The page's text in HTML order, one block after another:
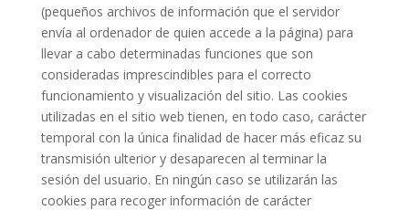
(pequeños archivos de información que el servidor
envía al ordenador de quien accede a la página) para
llevar a cabo determinadas funciones que son
consideradas imprescindibles para el correcto
funcionamiento y visualización del sitio. Las cookies
utilizadas en el sitio web tienen, en todo caso, carácter
temporal con la única finalidad de hacer más eficaz su
transmisión ulterior y desaparecen al terminar la
sesión del usuario. En ningún caso se utilizarán las
cookies para recoger información de carácter